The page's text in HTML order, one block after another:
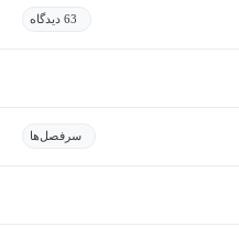
63 دیدگاه
سرفصل‌ها